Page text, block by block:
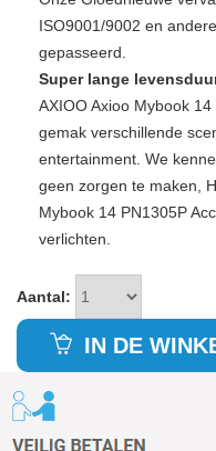
ISO9001/9002 en
gepasseerd.
Super lange
AXIOO Axioo Mybook
gemak verschillende
entertainment. We
geen zorgen te maken,
Mybook 14 PN1305P
verlichten.
Aantal:
IN DE